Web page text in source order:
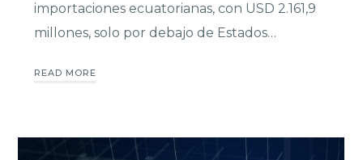
importaciones ecuatorianas, con USD 2.161,9
millones, solo por debajo de Estados…
READ MORE